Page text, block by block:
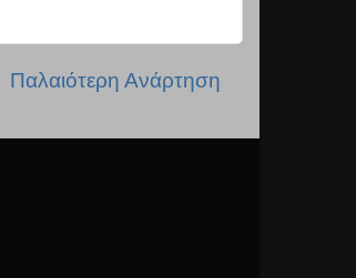
Παλαιότερη Ανάρτηση